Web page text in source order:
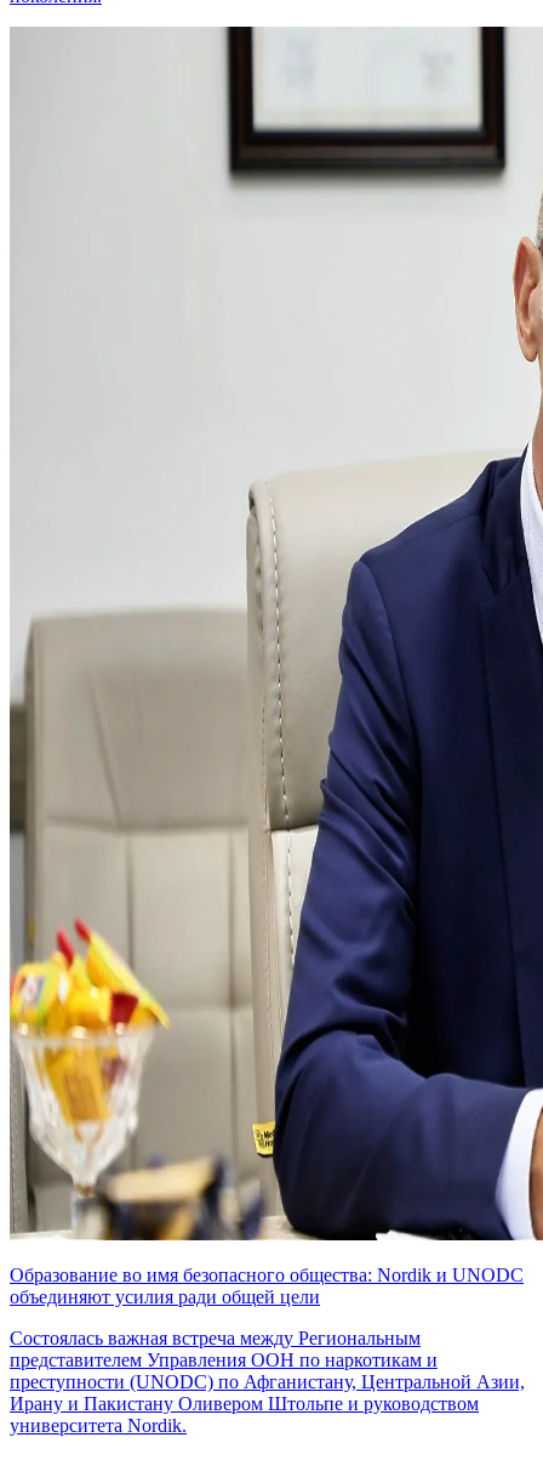
Образование во имя безопасного общества: Nordik и UNODC
объединяют усилия ради общей цели
Состоялась важная встреча между Региональным
представителем Управления ООН по наркотикам и
преступности (UNODC) по Афганистану, Центральной Азии,
Ирану и Пакистану Оливером Штольпе и руководством
университета Nordik.